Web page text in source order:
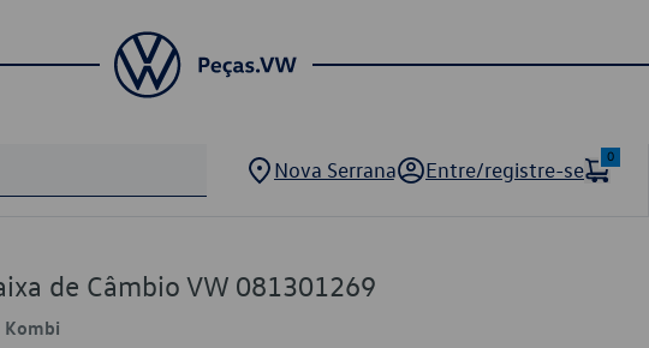
Nova Serrana Entre/registre-se
0
de Câmbio VW 081301269
Kombi